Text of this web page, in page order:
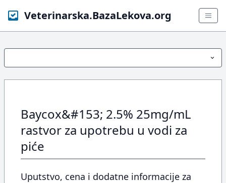
Veterinarska.BazaLekova.org
Baycox&#153; 2.5% 25mg/mL
rastvor za upotrebu u vodi za
piće
Uputstvo, cena i dodatne informacije za